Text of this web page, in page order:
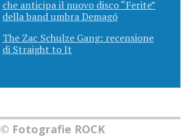
che anticipa il nuovo disco “Ferite”
della band umbra Demagó
The Zac Schulze Gang: recensione
di Straight to It
© Fotografie ROCK